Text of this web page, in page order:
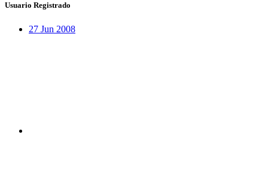
Usuario Registrado
27 Jun 2008